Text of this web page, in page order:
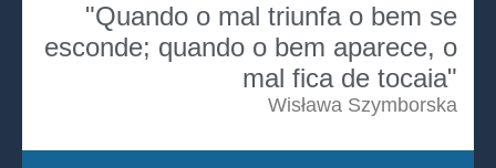
"Quando o mal triunfa o bem se
esconde; quando o bem aparece, o
mal fica de tocaia"
Wisława Szymborska